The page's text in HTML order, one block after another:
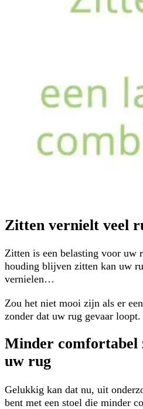
Zitten vernielt veel
Zitten is een belasting voor uw
houding blijven zitten kan uw
vernielen…
Zou het niet mooi zijn als er
zonder dat uw rug gevaar loopt.
Minder comfortabel
uw rug
Gelukkig kan dat nu, uit
bent met een stoel die minder